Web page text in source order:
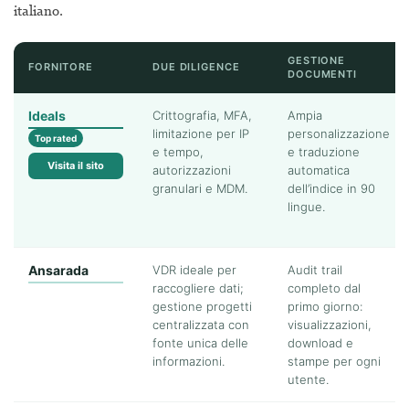
italiano.
FORNITORE DUE DILIGENCE
GESTIONE
DOCUMENTI
Ideals
Top rated
Visita il sito
Crittografia, MFA,
limitazione per IP
e tempo,
autorizzazioni
granulari e MDM.
Ampia
personalizzazione
e traduzione
automatica
dell’indice in 90
lingue.
Ansarada
VDR ideale per
raccogliere dati;
gestione progetti
centralizzata con
fonte unica delle
informazioni.
Audit trail
completo dal
primo giorno:
visualizzazioni,
download e
stampe per ogni
utente.